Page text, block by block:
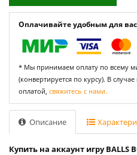
Оплачивайте удобным для вас
* Мы принимаем оплату по всему
(конвертируется по курсу). В
оплатой, свяжитесь с нами.
Описание
Купить на аккаунт игру BALLS